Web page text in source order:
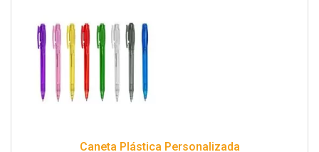
Caneta Plástica Personalizada